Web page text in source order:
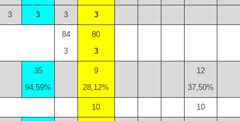
3 3 3 3
84
3
80
3
35
94,59%
9
28,12%
12
37,50%
10 10